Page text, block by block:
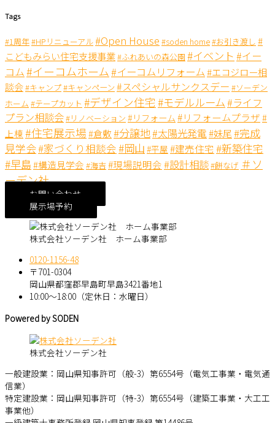
Tags
#1周年#HPリニューアル#Open House #soden home#お引き渡し #
こどもみらい住宅支援事業#ふれあいの森公園 #イベント #イー
コム#イーコムホーム #イーコムリフォーム#エコジロー相
談会#キャンプ#キャンペーン#スペシャルサンクスデー #ソーデン
ホーム #テープカット #デザイン住宅 #モデルルーム#ライフ
プラン相談会#リノベーション #リフォーム#リフォームプラザ#
上棟#住宅展示場#倉敷#分譲地#太陽光発電#妹尾#完成
見学会#家づくり相談会#岡山 #平屋 #建売住宅 #新築住宅
#早島#構造見学会 #海吉#現場説明会#設計相談#餅なげ ＃ソ
ーデン社
お問い合わせ
展示場予約
株式会社ソーデン社 ホーム事業部
0120-1156-48
〒701-0304
岡山県都窪郡早島町早島3421番地1
10:00～18:00（定休日：水曜日）
Powered by SODEN
株式会社ソーデン社
一般建設業：岡山県知事許可（般-3）第6554号（電気工事業・電気通
信業）
特定建設業：岡山県知事許可（特-3）第6554号（建築工事業・大工工
事業他）